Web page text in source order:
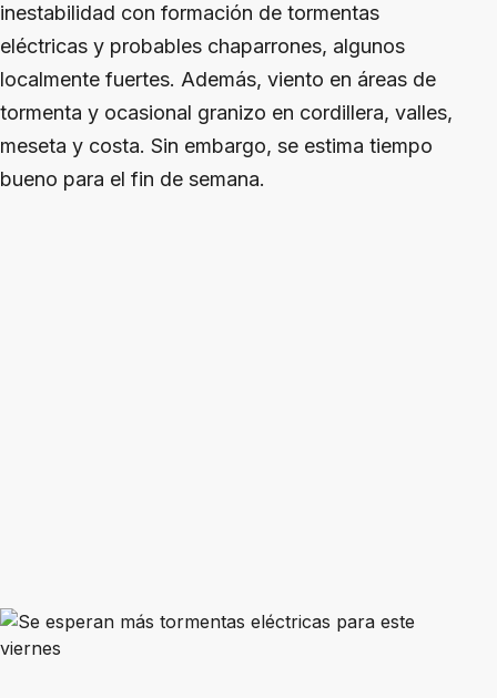
inestabilidad con formación de tormentas
eléctricas y probables chaparrones, algunos
localmente fuertes. Además, viento en áreas de
tormenta y ocasional granizo en cordillera, valles,
meseta y costa. Sin embargo, se estima tiempo
bueno para el fin de semana.